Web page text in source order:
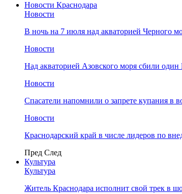
Новости Краснодара
Новости
В ночь на 7 июля над акваторией Черного
Новости
Над акваторией Азовского моря сбили
Новости
Спасатели напомнили о запрете купания в
Новости
Краснодарский край в числе лидеров по
Пред След
Культура
Культура
Житель Краснодара исполнит свой трек в